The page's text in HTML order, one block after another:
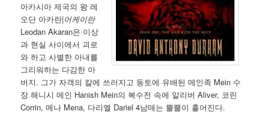
아카시아 제국의 왕 레
오단 아카란|어케이란
Leodan Akaran은 이상
과 현실 사이에서 괴로
와 하고 사별한 아내를
그리워하는 다감한 아
버지. 그가 자객의 칼에 쓰러지고 동토에 유배된 메인족 Mein 수
장 해니시 메인 Hanish Mein의 복수전 속에 알리버 Aliver, 코린
Corrin, 메나 Mena, 다리엘 Dariel 4남매는 뿔뿔이 흩어진다.